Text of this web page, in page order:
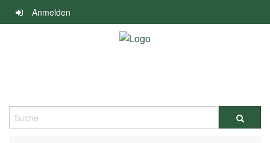
Navigation
überspringen
Anmelden
Suche